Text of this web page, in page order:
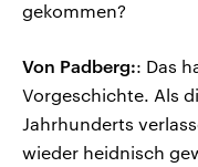
gekommen?
Von Padberg:: Das
Vorgeschichte. Als
Jahrhunderts
wieder heidnisch